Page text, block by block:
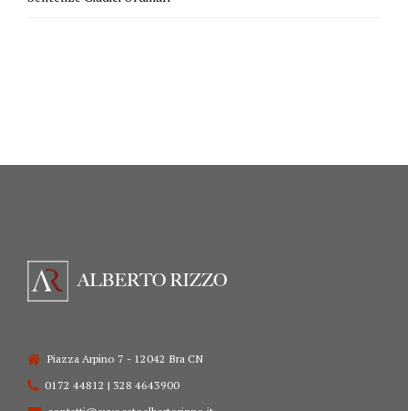
Piazza Arpino 7 - 12042 Bra CN
0172 44812 | 328 4643900